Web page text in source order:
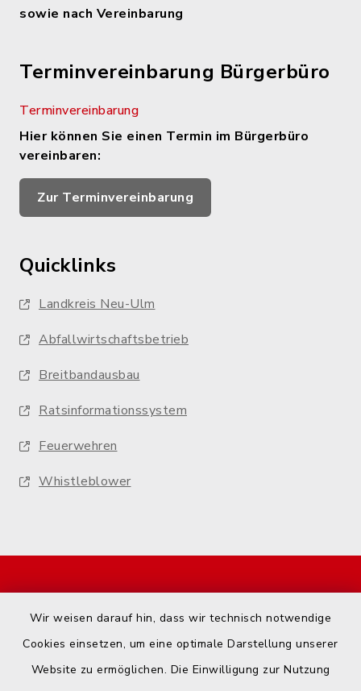
Wir weisen darauf hin, dass wir technisch notwendige
Cookies einsetzen, um eine optimale Darstellung unserer
Website zu ermöglichen. Die Einwilligung zur Nutzung
sowie nach Vereinbarung
Terminvereinbarung Bürgerbüro
Terminvereinbarung
Hier können Sie einen Termin im Bürgerbüro
vereinbaren:
Zur Terminvereinbarung
Quicklinks
Landkreis Neu-Ulm
Abfallwirtschaftsbetrieb
Breitbandausbau
Ratsinformationssystem
Feuerwehren
Whistleblower
Kontakt